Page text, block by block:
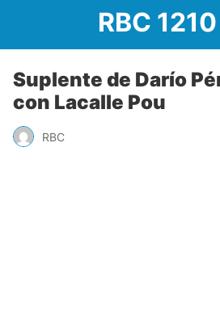
RBC
Suplente de Darío
con Lacalle Pou
RBC